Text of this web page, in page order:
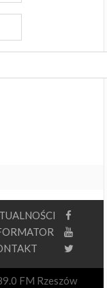
FM Rzeszów